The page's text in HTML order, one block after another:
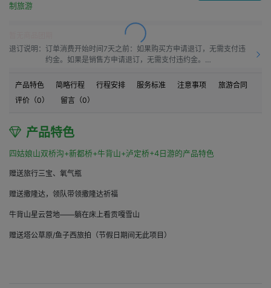
制旅游
退订说明： 订单消费开始时间7天之前：如果购买方申请退订，无需支付违
约金。如果是销售方申请退订，无需支付违约金。
购买方申请退订，需要按50.0%比例支付违约金。如果是销售方
订单消费开始时间之前4天到订单消费开始时间之前1天：如果购
请退订，需要按15.00%比例支付违约金。
订单消费开始时间之前1天到订单消费开始时间：如果购买方申
订，需要按20.0%比例支付违约金。
订单消费开始时间之后：如果购买方申请退订，需要按100%比
例支付违约金。如果是销售方申请退订，需要按20.0%比例支付
违约金。
产品特色 简略行程 行程安排 服务标准 注意事项
旅游合同
评价（0） 留言（0）
产品特色
四姑娘山双桥沟+新都桥+牛背山+泸定桥+4日游的产品特色
赠送旅行三宝、氧气瓶
赠送撒隆达，领队带领撒隆达祈福
牛背山星云营地——躺在床上看贡嘎雪山
赠送塔公草原/鱼子西旅拍（节假日期间无此项目）